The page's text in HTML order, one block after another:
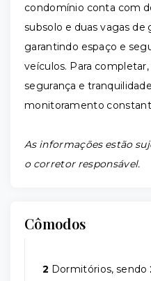
condomínio conta com
subsolo e duas vagas
garantindo espaço e
veículos. Para
segurança e
monitoramento
As informações estão
o corretor responsável.
Cômodos
2 Dormitórios, sendo